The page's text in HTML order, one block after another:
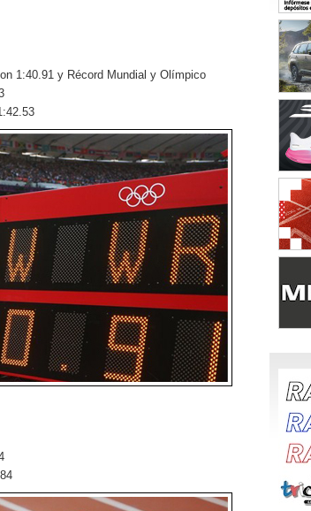
1:40.91 y Récord Mundial y Olímpico